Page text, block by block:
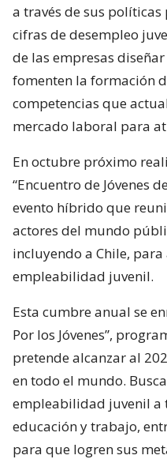
a través de sus
cifras de desempleo
de las empresas
fomenten la formación
competencias que
mercado laboral para
En octubre próximo
“Encuentro de Jóvenes
evento híbrido que
actores del mundo
incluyendo a Chile,
empleabilidad juvenil.
Esta cumbre anual se
Por los Jóvenes”,
pretende alcanzar al
en todo el mundo.
empleabilidad juvenil a
educación y trabajo,
para que logren sus